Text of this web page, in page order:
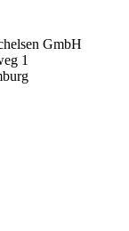
GmbH
1